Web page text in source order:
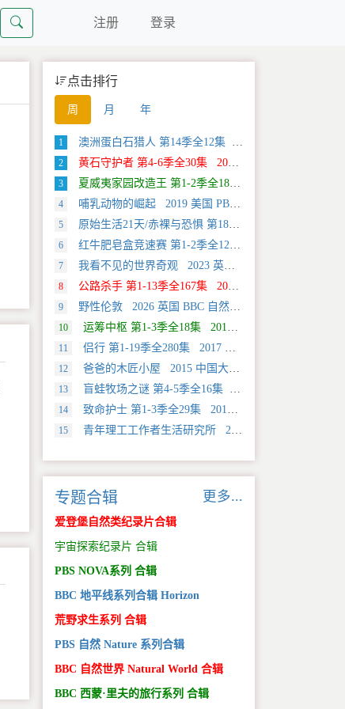
注册 登录
点击排行
周 月 年
1 澳洲蛋白石猎人 第14季全12集 2025 美国 Discovery 真人秀&舞台类纪录片
2 黄石守护者 第4-6季全30集 2024 美国 Discovery 真人秀&舞台类纪录片
3 夏威夷家园改造王 第1-2季全18集 2024 美国 HGTV 真人秀&舞台类纪录片
4 哺乳动物的崛起 2019 美国 PBS 自然类纪录片
5 原始生活21天/赤裸与恐惧 第18季全12集 2025 美国 Discovery 真人秀&舞台类纪录片
6 红牛肥皂盒竞速赛 第1-2季全12集 2025 美国 Discovery 运动类纪录片
7 我看不见的世界奇观 2023 英国 旅行类纪录片
8 公路杀手 第1-13季全167集 2012 美国 真人秀&舞台类纪录片
9 野性伦敦 2026 英国 BBC 自然类纪录片
10 运筹中枢 第1-3季全18集 2013 美国 Discovery 科学类纪录片
11 侣行 第1-19季全280集 2017 中国大陆 旅行类纪录片
12 爸爸的木匠小屋 2015 中国大陆 社会生活类纪录片
13 盲蛙牧场之谜 第4-5季全16集 2025 美国 Discovery 探索类纪录片
14 致命护士 第1-3季全29集 2016 英国 传记类纪录片
15 青年理工工作者生活研究所 2022 中国大陆 社会生活类纪录片
专题合辑 更多...
爱登堡自然类纪录片合辑
宇宙探索纪录片 合辑
PBS NOVA系列 合辑
BBC 地平线系列合辑 Horizon
荒野求生系列 合辑
PBS 自然 Nature 系列合辑
BBC 自然世界 Natural World 合辑
BBC 西蒙·里夫的旅行系列 合辑